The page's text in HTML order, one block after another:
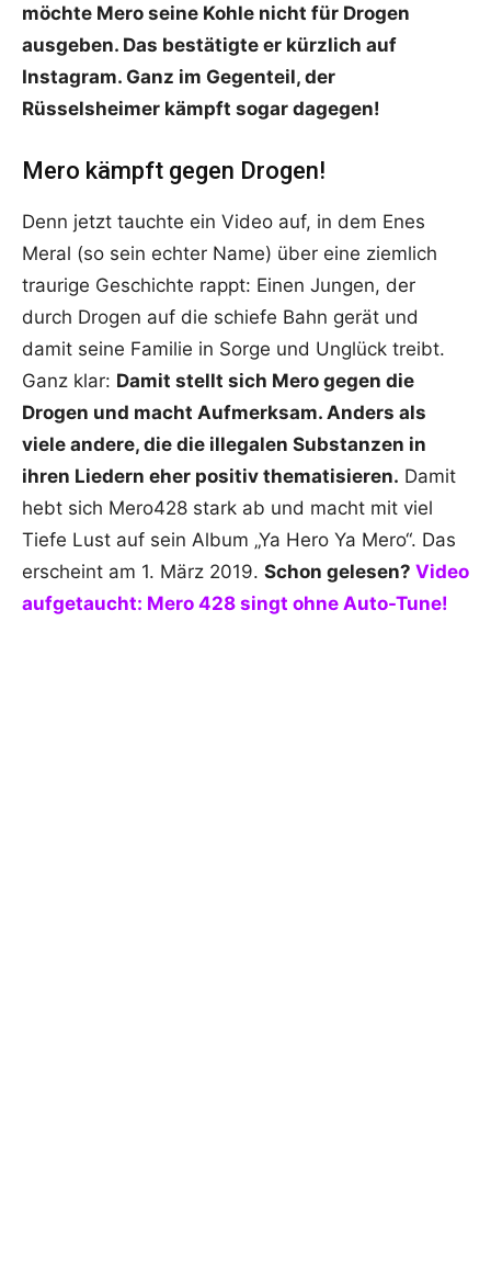
möchte Mero seine Kohle nicht für Drogen
ausgeben. Das bestätigte er kürzlich auf
Instagram. Ganz im Gegenteil, der
Rüsselsheimer kämpft sogar dagegen!
Mero kämpft gegen Drogen!
Denn jetzt tauchte ein Video auf, in dem Enes
Meral (so sein echter Name) über eine ziemlich
traurige Geschichte rappt: Einen Jungen, der
durch Drogen auf die schiefe Bahn gerät und
damit seine Familie in Sorge und Unglück treibt.
Ganz klar: Damit stellt sich Mero gegen die
Drogen und macht Aufmerksam. Anders als
viele andere, die die illegalen Substanzen in
ihren Liedern eher positiv thematisieren. Damit
hebt sich Mero428 stark ab und macht mit viel
Tiefe Lust auf sein Album „Ya Hero Ya Mero“. Das
erscheint am 1. März 2019. Schon gelesen? Video
aufgetaucht: Mero 428 singt ohne Auto-Tune!